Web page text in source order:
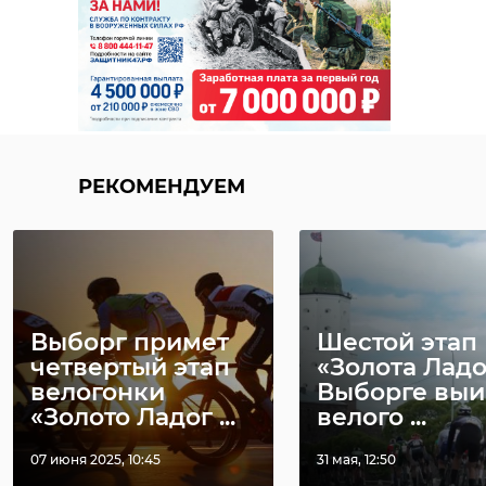
РЕКОМЕНДУЕМ
Выборг примет
четвертый этап
велогонки
«Золото Ладог ...
07 июня 2025, 10:45
Шестой этап
«Золота
Выборге
велого ...
31 мая, 12:50
Поделиться статьей:
РЕКОМЕНДУЕМ